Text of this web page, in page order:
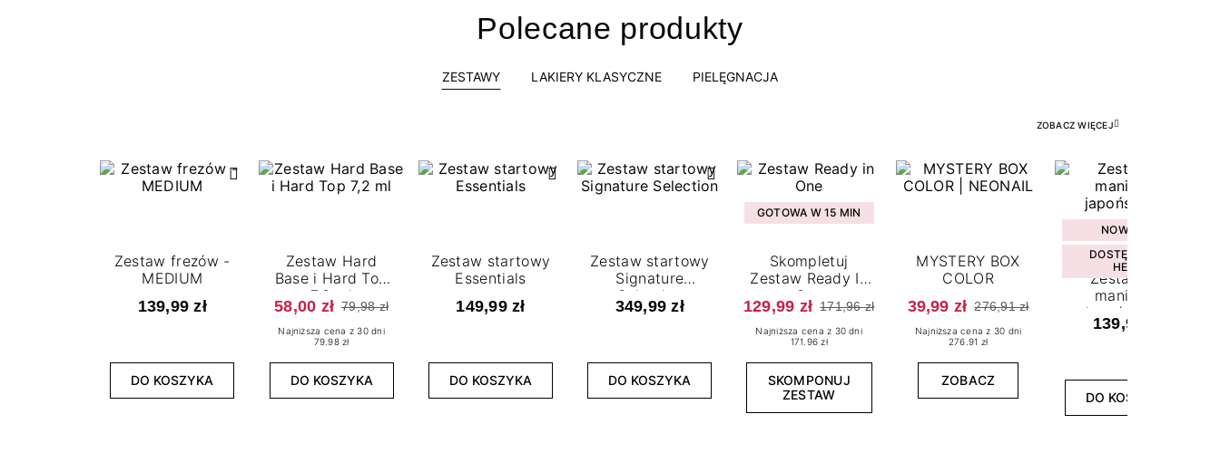
Polecane produkty
ZESTAWY LAKIERY KLASYCZNE PIELĘGNACJA
ZOBACZ WIĘCEJ
Zestaw frezów -
MEDIUM
139,99 zł
DO KOSZYKA
Zestaw Hard
Base i Hard Top
7,2 ml
58,00 zł 79,98 zł
Najniższa cena z 30 dni
79.98 zł
DO KOSZYKA
Zestaw startowy
Essentials
149,99 zł
DO KOSZYKA
Zestaw startowy
Signature
Selection
349,99 zł
DO KOSZYKA
GOTOWA W 15 MIN
Skompletuj
Zestaw Ready In
One
129,99 zł 171,96 zł
Najniższa cena z 30 dni
171.96 zł
SKOMPONUJ
ZESTAW
MYSTERY BOX
COLOR
39,99 zł 276,91 zł
Najniższa cena z 30 dni
276.91 zł
ZOBACZ
NOWOŚĆ
DOSTĘPNY W
HEBE
Zestaw do
manicure
japońskiego
139,99 zł
DO KOSZYKA